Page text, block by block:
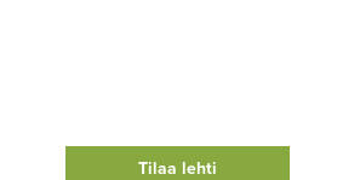
Tilaa lehti